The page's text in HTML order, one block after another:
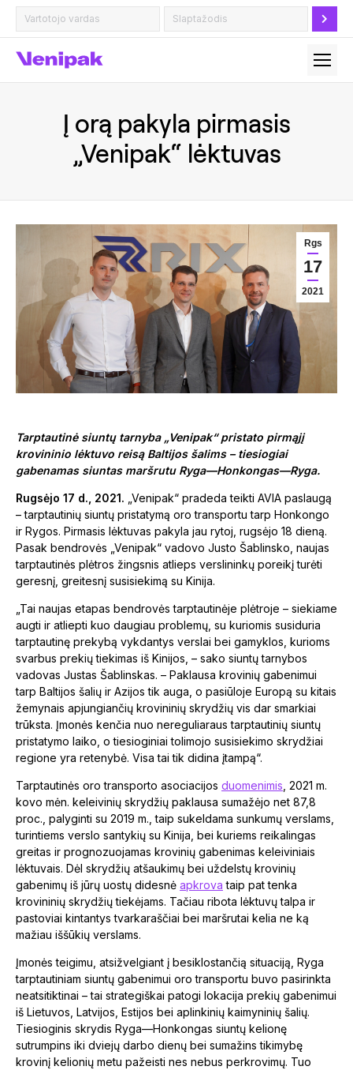
Į orą pakyla pirmasis
„Venipak“ lėktuvas
Rgs
17
2021
Tarptautinė siuntų tarnyba „Venipak“ pristato pirmąjį
krovininio lėktuvo reisą Baltijos šalims – tiesiogiai
gabenamas siuntas maršrutu Ryga—Honkongas—Ryga.
Rugsėjo 17 d., 2021. „Venipak“ pradeda teikti AVIA paslaugą
– tarptautinių siuntų pristatymą oro transportu tarp Honkongo
ir Rygos. Pirmasis lėktuvas pakyla jau rytoj, rugsėjo 18 dieną.
Pasak bendrovės „Venipak“ vadovo Justo Šablinsko, naujas
tarptautinės plėtros žingsnis atlieps verslininkų poreikį turėti
geresnį, greitesnį susisiekimą su Kinija.
„Tai naujas etapas bendrovės tarptautinėje plėtroje – siekiame
augti ir atliepti kuo daugiau problemų, su kuriomis susiduria
tarptautinę prekybą vykdantys verslai bei gamyklos, kurioms
svarbus prekių tiekimas iš Kinijos, – sako siuntų tarnybos
vadovas Justas Šablinskas. – Paklausa krovinių gabenimui
tarp Baltijos šalių ir Azijos tik auga, o pasiūloje Europą su kitais
žemynais apjungiančių krovininių skrydžių vis dar smarkiai
trūksta. Įmonės kenčia nuo nereguliaraus tarptautinių siuntų
pristatymo laiko, o tiesioginiai tolimojo susisiekimo skrydžiai
regione yra retenybė. Visa tai tik didina įtampą“.
Tarptautinės oro transporto asociacijos duomenimis , 2021 m.
kovo mėn. keleivinių skrydžių paklausa sumažėjo net 87,8
proc., palyginti su 2019 m., taip sukeldama sunkumų verslams,
turintiems verslo santykių su Kinija, bei kuriems reikalingas
greitas ir prognozuojamas krovinių gabenimas keleiviniais
lėktuvais. Dėl skrydžių atšaukimų bei uždelstų krovinių
gabenimų iš jūrų uostų didesnė apkrova taip pat tenka
krovininių skrydžių tiekėjams. Tačiau ribota lėktuvų talpa ir
pastoviai kintantys tvarkaraščiai bei maršrutai kelia ne ką
mažiau iššūkių verslams.
Įmonės teigimu, atsižvelgiant į besiklostančią situaciją, Ryga
tarptautiniam siuntų gabenimui oro transportu buvo pasirinkta
neatsitiktinai – tai strategiškai patogi lokacija prekių gabenimui
iš Lietuvos, Latvijos, Estijos bei aplinkinių kaimyninių šalių.
Tiesioginis skrydis Ryga—Honkongas siuntų kelionę
sutrumpins iki dviejų darbo dienų bei sumažins tikimybę
krovinį kelionių metu pažeisti nes nebus perkrovimų. Tuo